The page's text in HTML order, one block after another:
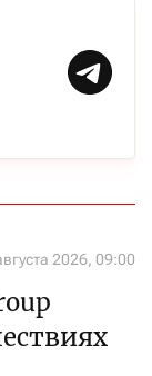
2026, 09:00